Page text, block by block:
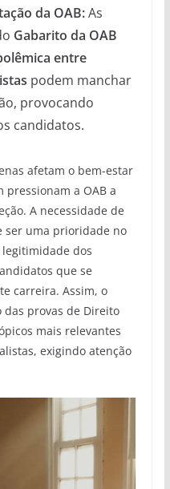
da OAB:As
Gabarito da OAB
entre
podem manchar
provocando
candidatos.
afetam o bem-estar
a OAB a
A necessidade de
ser uma prioridade no
dos
que se
carreira. Assim, o
provas de Direito
mais relevantes
exigindo atenção